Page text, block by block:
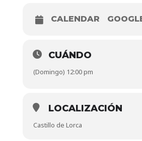
CALENDAR
CUÁNDO
(Domingo) 12:00 pm
LOCALIZACIÓN
Castillo de Lorca